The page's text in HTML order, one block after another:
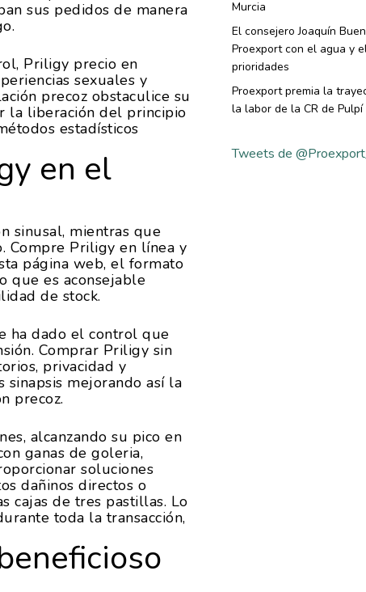
sus pedidos de manera
Priligy precio en
sexuales y
precoz obstaculice su
la liberación del principio
estadísticos
en el
sinusal, mientras que
Compre Priligy en línea y
página web, el formato
que es aconsejable
de stock.
ha dado el control que
Comprar Priligy sin
privacidad y
sinapsis mejorando así la
precoz.
alcanzando su pico en
ganas de goleria,
soluciones
dañinos directos o
cajas de tres pastillas. Lo
toda la transacción,
Murcia
El consejero Joaquín
Proexport con el agua y
prioridades
Proexport premia la
la labor de la CR de Pulpí
Tweets de